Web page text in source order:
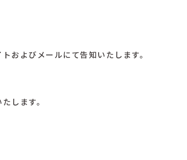
およびメールにて告知いたします。
します。